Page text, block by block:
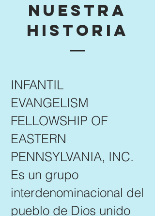
Nuestra
historia
INFANTIL
EVANGELISM
FELLOWSHIP OF
EASTERN
PENNSYLVANIA, INC.
Es un grupo
interdenominacional del
pueblo de Dios unido